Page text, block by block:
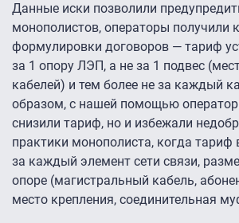
Данные иски позволили
монополистов, операторы получили
формулировки договоров — тариф
за 1 опору ЛЭП, а не за 1 подвес
кабелей) и тем более не за каждый
образом, с нашей помощью
снизили тариф, но и избежали
практики монополиста, когда тариф
за каждый элемент сети связи,
опоре (магистральный кабель,
место крепления, соединительная